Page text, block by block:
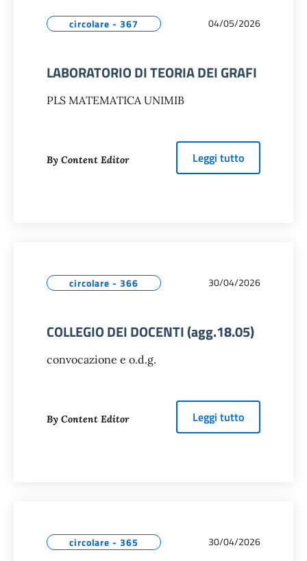
circolare - 367 04/05/2026
LABORATORIO DI TEORIA DEI GRAFI
PLS MATEMATICA UNIMIB
By Content Editor Leggi tuttoabout
circolare - 366 30/04/2026
COLLEGIO DEI DOCENTI (agg.18.05)
convocazione e o.d.g.
By Content Editor Leggi tuttoabout
circolare - 365 30/04/2026